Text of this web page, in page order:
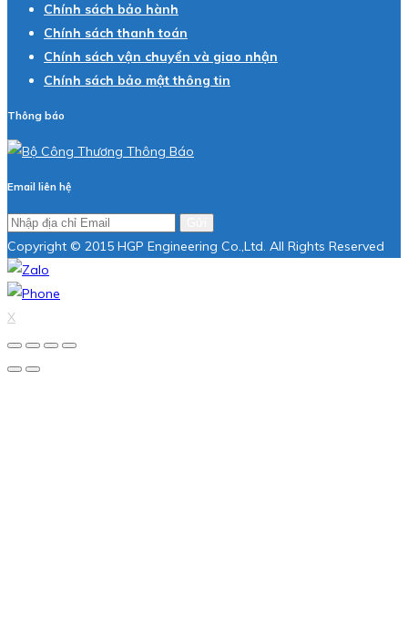
Chính sách bảo hành
Chính sách thanh toán
Chính sách vận chuyển và giao nhận
Chính sách bảo mật thông tin
Thông báo
Email liên hệ
Copyright © 2015 HGP Engineering Co.,Ltd. All Rights Reserved
X